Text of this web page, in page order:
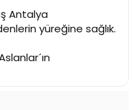
Antalya
yüreğine sağlık.